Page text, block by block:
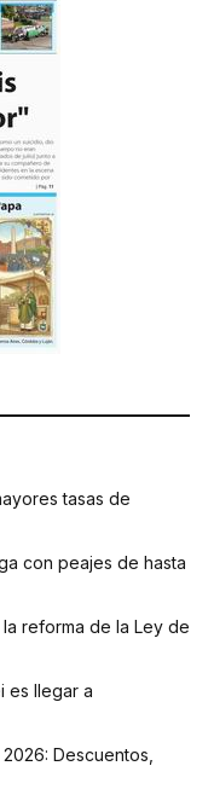
tasas de
con peajes de hasta
reforma de la Ley de
es llegar a
Descuentos,